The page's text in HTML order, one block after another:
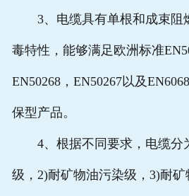
3、电缆具有单根和成束阻
毒特性，能够满足欧洲标准
EN50268，EN50267以及
保型产品。
4、根据不同要求，电缆分
级，2)耐矿物油污染级，3)耐